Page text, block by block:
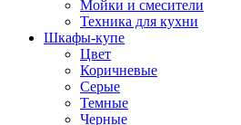
Мойки и смесители
Техника для кухни
Шкафы-купе
Цвет
Коричневые
Серые
Темные
Черные